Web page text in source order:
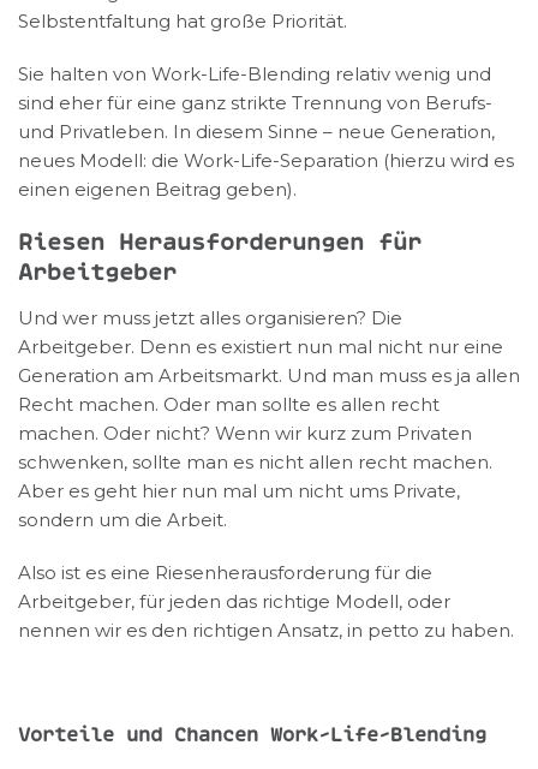
Selbstentfaltung hat große Priorität.
Sie halten von Work-Life-Blending relativ wenig und
sind eher für eine ganz strikte Trennung von Berufs-
und Privatleben. In diesem Sinne – neue Generation,
neues Modell: die Work-Life-Separation (hierzu wird es
einen eigenen Beitrag geben).
Riesen Herausforderungen für
Arbeitgeber
Und wer muss jetzt alles organisieren? Die
Arbeitgeber. Denn es existiert nun mal nicht nur eine
Generation am Arbeitsmarkt. Und man muss es ja allen
Recht machen. Oder man sollte es allen recht
machen. Oder nicht? Wenn wir kurz zum Privaten
schwenken, sollte man es nicht allen recht machen.
Aber es geht hier nun mal um nicht ums Private,
sondern um die Arbeit.
Also ist es eine Riesenherausforderung für die
Arbeitgeber, für jeden das richtige Modell, oder
nennen wir es den richtigen Ansatz, in petto zu haben.
Vorteile und Chancen Work-Life-Blending